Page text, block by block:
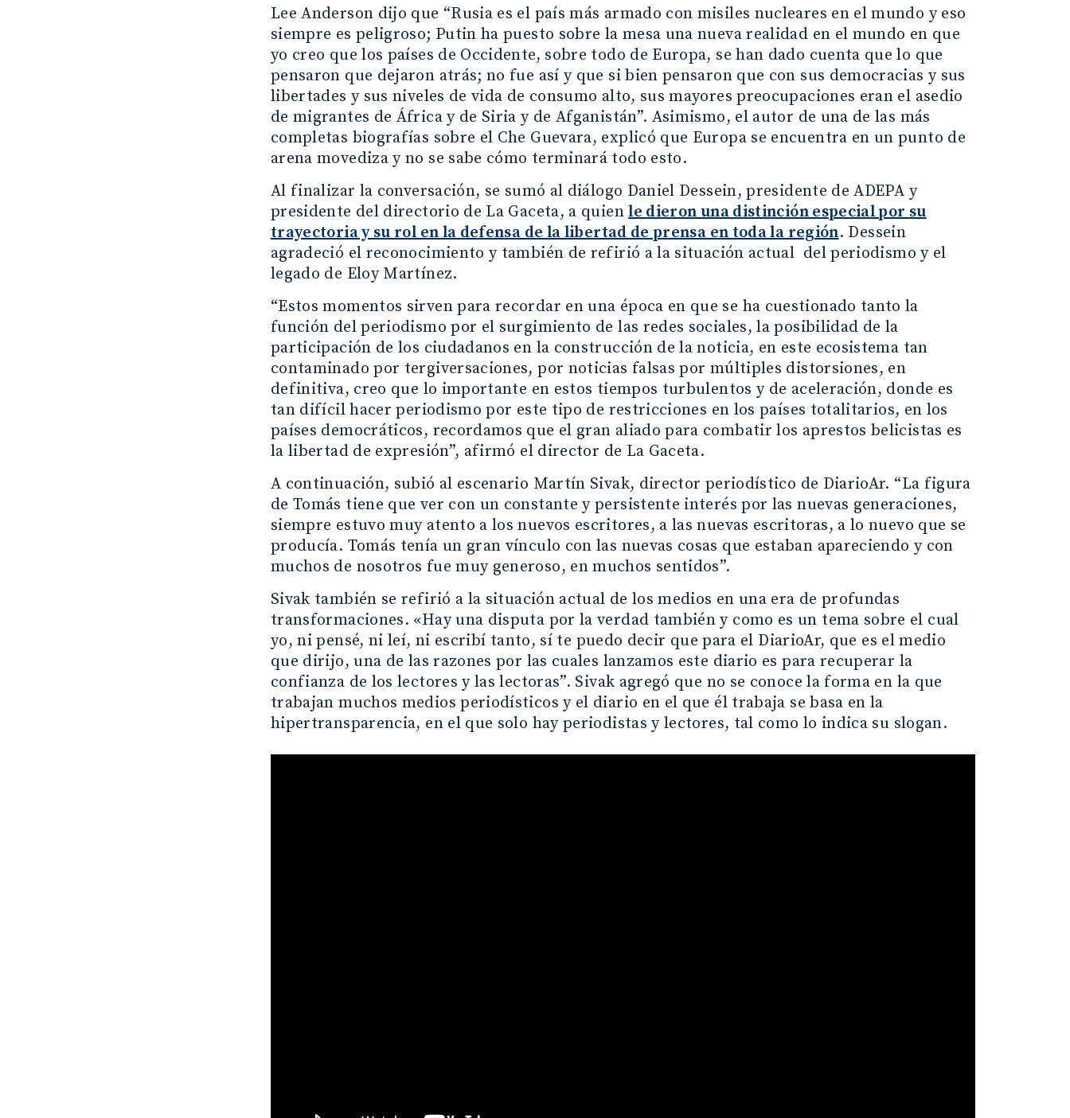
Lee Anderson dijo que “Rusia es el país más armado con misiles nucleares en el mundo y eso
siempre es peligroso; Putin ha puesto sobre la mesa una nueva realidad en el mundo en que
yo creo que los países de Occidente, sobre todo de Europa, se han dado cuenta que lo que
pensaron que dejaron atrás; no fue así y que si bien pensaron que con sus democracias y sus
libertades y sus niveles de vida de consumo alto, sus mayores preocupaciones eran el asedio
de migrantes de África y de Siria y de Afganistán”. Asimismo, el autor de una de las más
completas biografías sobre el Che Guevara, explicó que Europa se encuentra en un punto de
arena movediza y no se sabe cómo terminará todo esto.
Al finalizar la conversación, se sumó al diálogo Daniel Dessein, presidente de ADEPA y
presidente del directorio de La Gaceta, a quienle dieron una distinción especial por su
trayectoria y su rol en la defensa de la libertad de prensa en toda la región. Dessein
agradeció el reconocimiento y también de refirió a la situación actual del periodismo y el
legado de Eloy Martínez.
“Estos momentos sirven para recordar en una época en que se ha cuestionado tanto la
función del periodismo por el surgimiento de las redes sociales, la posibilidad de la
participación de los ciudadanos en la construcción de la noticia, en este ecosistema tan
contaminado por tergiversaciones, por noticias falsas por múltiples distorsiones, en
definitiva, creo que lo importante en estos tiempos turbulentos y de aceleración, donde es
tan difícil hacer periodismo por este tipo de restricciones en los países totalitarios, en los
países democráticos, recordamos que el gran aliado para combatir los aprestos belicistas es
la libertad de expresión”, afirmó el director de La Gaceta.
A continuación, subió al escenario Martín Sivak, director periodístico de DiarioAr. “La figura
de Tomás tiene que ver con un constante y persistente interés por las nuevas generaciones,
siempre estuvo muy atento a los nuevos escritores, a las nuevas escritoras, a lo nuevo que se
producía. Tomás tenía un gran vínculo con las nuevas cosas que estaban apareciendo y con
muchos de nosotros fue muy generoso, en muchos sentidos”.
Sivak también se refirió a la situación actual de los medios en una era de profundas
transformaciones. «Hay una disputa por la verdad también y como es un tema sobre el cual
yo, ni pensé, ni leí, ni escribí tanto, sí te puedo decir que para el DiarioAr, que es el medio
que dirijo, una de las razones por las cuales lanzamos este diario es para recuperar la
confianza de los lectores y las lectoras”. Sivak agregó que no se conoce la forma en la que
trabajan muchos medios periodísticos y el diario en el que él trabaja se basa en la
hipertransparencia, en el que solo hay periodistas y lectores, tal como lo indica su slogan.